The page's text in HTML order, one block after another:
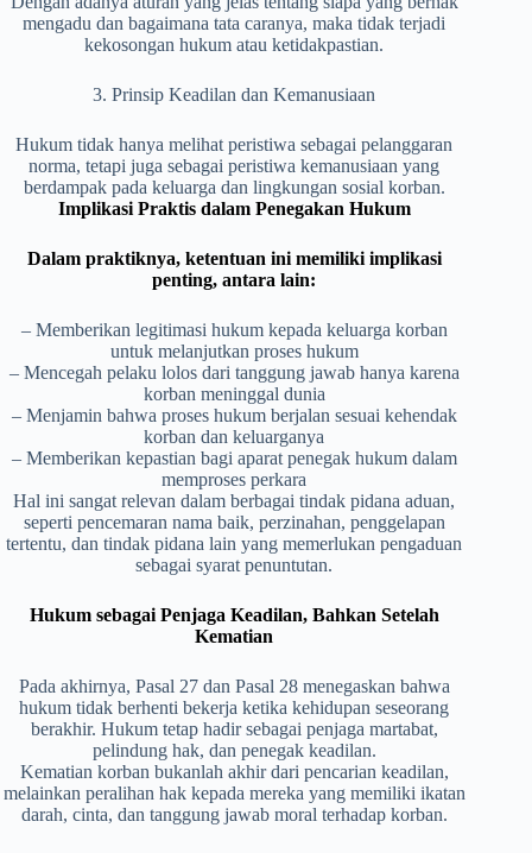
mengadu dan bagaimana tata caranya, maka tidak terjadi
kekosongan hukum atau ketidakpastian.
3. Prinsip Keadilan dan Kemanusiaan
Hukum tidak hanya melihat peristiwa sebagai pelanggaran
norma, tetapi juga sebagai peristiwa kemanusiaan yang
berdampak pada keluarga dan lingkungan sosial korban.
Implikasi Praktis dalam Penegakan Hukum
Dalam praktiknya, ketentuan ini memiliki implikasi
penting, antara lain:
– Memberikan legitimasi hukum kepada keluarga korban
untuk melanjutkan proses hukum
– Mencegah pelaku lolos dari tanggung jawab hanya karena
korban meninggal dunia
– Menjamin bahwa proses hukum berjalan sesuai kehendak
korban dan keluarganya
– Memberikan kepastian bagi aparat penegak hukum dalam
memproses perkara
Hal ini sangat relevan dalam berbagai tindak pidana aduan,
seperti pencemaran nama baik, perzinahan, penggelapan
tertentu, dan tindak pidana lain yang memerlukan pengaduan
sebagai syarat penuntutan.
Hukum sebagai Penjaga Keadilan, Bahkan Setelah
Kematian
Pada akhirnya, Pasal 27 dan Pasal 28 menegaskan bahwa
hukum tidak berhenti bekerja ketika kehidupan seseorang
berakhir. Hukum tetap hadir sebagai penjaga martabat,
pelindung hak, dan penegak keadilan.
Kematian korban bukanlah akhir dari pencarian keadilan,
melainkan peralihan hak kepada mereka yang memiliki ikatan
darah, cinta, dan tanggung jawab moral terhadap korban.